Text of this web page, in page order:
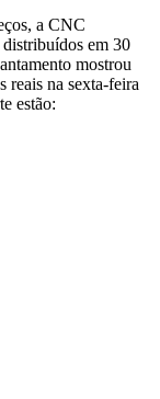
a CNC
em 30
mostrou
reais na sexta-feira
estão: